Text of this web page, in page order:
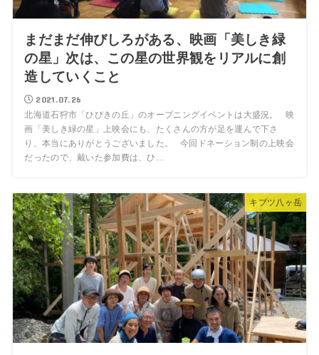
まだまだ伸びしろがある、映画「美しき緑
の星」次は、この星の世界観をリアルに創
造していくこと
2021.07.26
北海道石狩市「ひびきの丘」のオープニングイベントは大盛況。 映
画「美しき緑の星」上映会にも、たくさんの方が足を運んで下さ
り、本当にありがとうございました。 今回ドネーション制の上映会
だったので、戴いた参加費は、ひ…
キブツ八ヶ岳